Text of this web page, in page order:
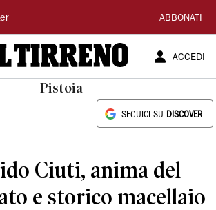
ABBONATI
ACCEDI
Pistoia
SEGUICI SU DISCOVER
Ciuti, anima del
e storico macellaio